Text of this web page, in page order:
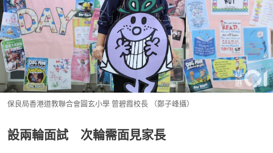
保良局香港道教聯合會圓玄小學 曾碧霞校長 （鄭子峰攝）
設兩輪面試 次輪需面見家長